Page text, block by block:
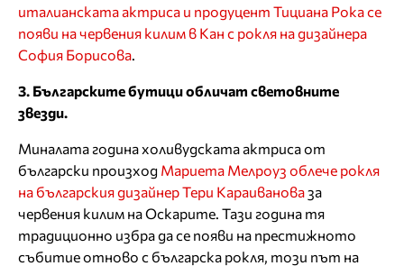
италианската актриса и продуцент Тициана Рока се
появи на червения килим в Кан с рокля на дизайнера
София Борисова
3. Българските бутици обличат световните
звезди.
Миналата година холивудската актриса от
български произход Мариета Мелроуз облече рокля
на българския дизайнер Тери Караивановаза
червения килим на Оскарите. Тази година тя
традиционно избра да се появи на престижното
събитие отново с българска рокля, този път на